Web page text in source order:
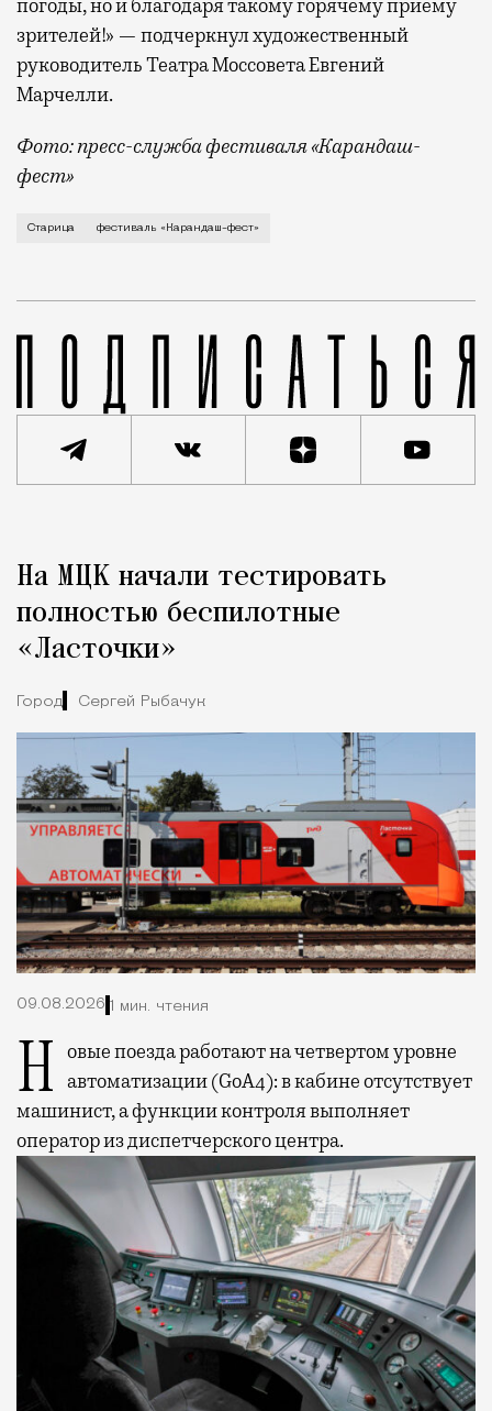
погоды, но и благодаря такому горячему приему
зрителей!» — подчеркнул художественный
руководитель Театра Моссовета Евгений
Марчелли.
Фото: пресс-служба фестиваля «Карандаш-
фест»
В минувший уикенд маленькая Старица в
Старица фестиваль «Карандаш-фест»
Город
На МЦК начали тестировать
полностью беспилотные
«Ласточки»
Город Сергей Рыбачук
09.08.2026 1 мин. чтения
Новые поезда работают на четвертом уровне автоматизации (GoA4): в кабине отсутствует
машинист, а функции контроля выполняет
оператор из диспетчерского центра.